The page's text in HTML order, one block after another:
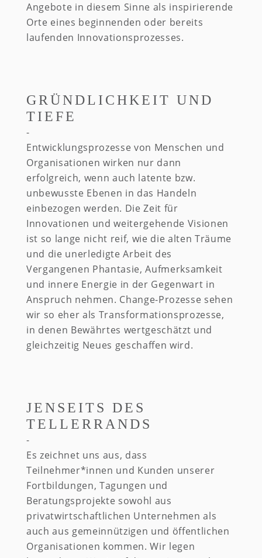
Angebote in diesem Sinne als inspirierende
Orte eines beginnenden oder bereits
laufenden Innovationsprozesses.
GRÜNDLICHKEIT UND
TIEFE
Entwicklungsprozesse von Menschen und
Organisationen wirken nur dann
erfolgreich, wenn auch latente bzw.
unbewusste Ebenen in das Handeln
einbezogen werden. Die Zeit für
Innovationen und weitergehende Visionen
ist so lange nicht reif, wie die alten Träume
und die unerledigte Arbeit des
Vergangenen Phantasie, Aufmerksamkeit
und innere Energie in der Gegenwart in
Anspruch nehmen. Change-Prozesse sehen
wir so eher als Transformationsprozesse,
in denen Bewährtes wertgeschätzt und
gleichzeitig Neues geschaffen wird.
JENSEITS DES
TELLERRANDS
Es zeichnet uns aus, dass
Teilnehmer*innen und Kunden unserer
Fortbildungen, Tagungen und
Beratungsprojekte sowohl aus
privatwirtschaftlichen Unternehmen als
auch aus gemeinnützigen und öffentlichen
Organisationen kommen. Wir legen